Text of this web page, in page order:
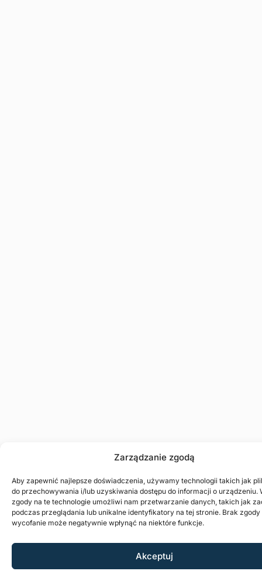
Zarządzanie zgodą
Aby zapewnić najlepsze doświadczenia, używamy technologii takich jak
do przechowywania i/lub uzyskiwania dostępu do informacji o urządzeniu.
zgody na te technologie umożliwi nam przetwarzanie danych, takich jak
podczas przeglądania lub unikalne identyfikatory na tej stronie. Brak zgody
wycofanie może negatywnie wpłynąć na niektóre funkcje.
Akceptuj